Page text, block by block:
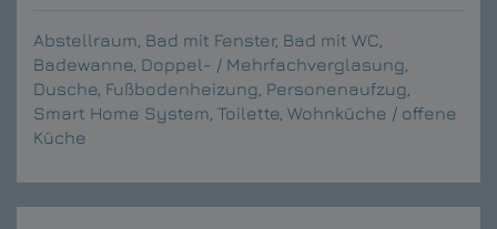
Abstellraum Bad mit Fenster Bad mit WC
Badewanne Doppel- / Mehrfachverglasung
Dusche Fußbodenheizung Personenaufzug
Smart Home System Toilette Wohnküche / offene
Küche